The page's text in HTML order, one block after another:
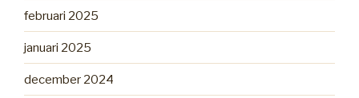
februari 2025
januari 2025
december 2024